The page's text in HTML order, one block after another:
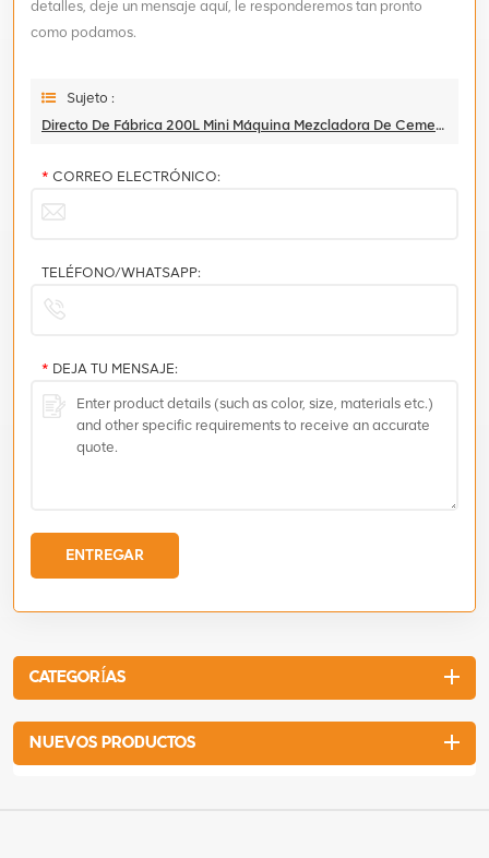
detalles, deje un mensaje aquí, le responderemos tan pronto
como podamos.
Sujeto :
Directo De Fábrica 200L Mini Máquina Mezcladora De Cemento Con Pedal
* CORREO ELECTRÓNICO:
TELÉFONO/WHATSAPP:
* DEJA TU MENSAJE:
ENTREGAR
CATEGORÍAS
NUEVOS PRODUCTOS